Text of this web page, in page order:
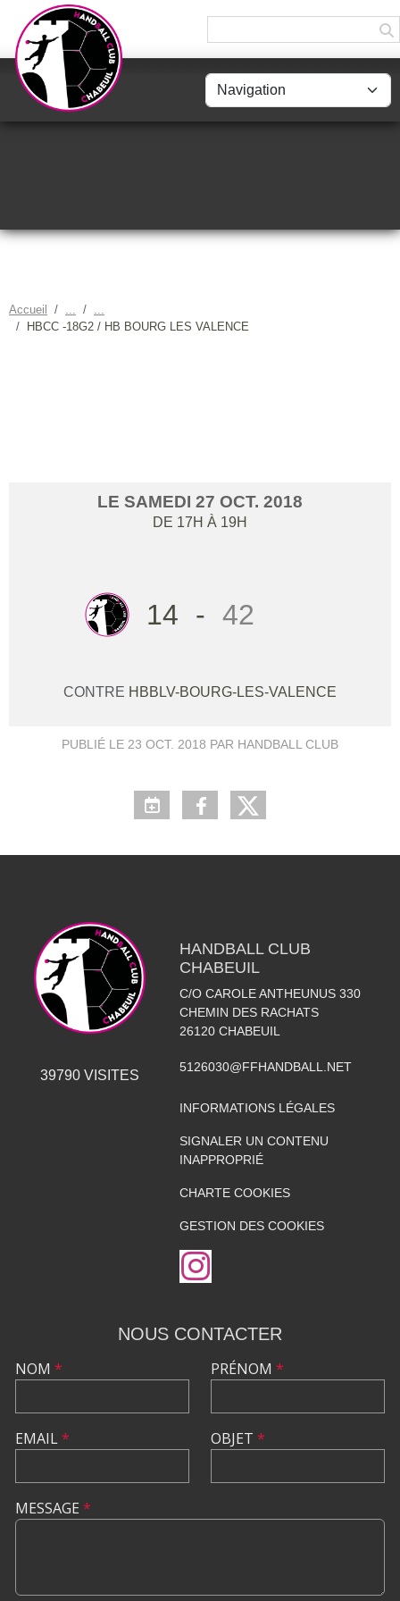
Accueil
HBCC -18G2 / HB BOURG LES VALENCE
LE SAMEDI 27 OCT. 2018
DE 17H À 19H
14 - 42
CONTRE HBBLV-BOURG-LES-VALENCE
PUBLIÉ LE 23 OCT. 2018 PAR HANDBALL CLUB
39790VISITES
HANDBALL CLUB
CHABEUIL
C/O CAROLE ANTHEUNUS 330
CHEMIN DES RACHATS
26120 CHABEUIL
5126030@FFHANDBALL.NET
INFORMATIONS LÉGALES
SIGNALER UN CONTENU
INAPPROPRIÉ
CHARTE COOKIES
GESTION DES COOKIES
NOUS CONTACTER
NOM *
EMAIL*
PRÉNOM *
OBJET *
MESSAGE *
Panneau de gestion des cookies